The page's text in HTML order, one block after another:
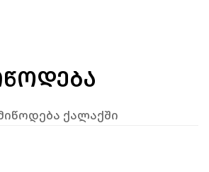
ქალაქში